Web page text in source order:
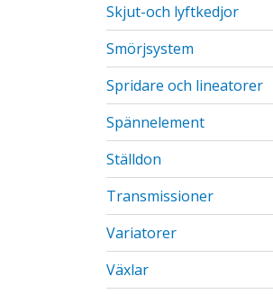
Skjut-och lyftkedjor
Smörjsystem
Spridare och lineatorer
Spännelement
Ställdon
Transmissioner
Variatorer
Växlar